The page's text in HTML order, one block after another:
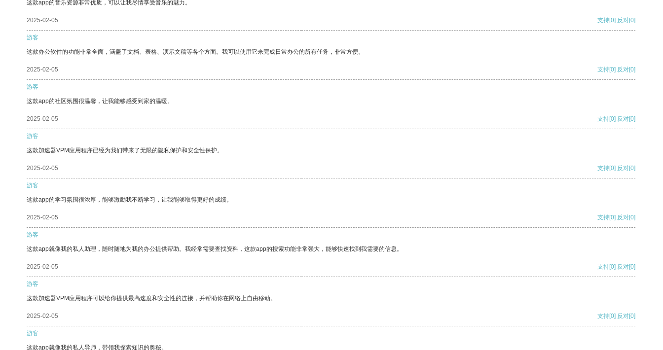
这款app的音乐资源非常优质，可以让我尽情享受音乐的魅力。
2025-02-05 支持[0] 反对[0]
游客
这款办公软件的功能非常全面，涵盖了文档、表格、演示文稿等各个方面。我可以使用它来完成日常办公的所有任务，非常方便。
2025-02-05 支持[0] 反对[0]
游客
这款app的社区氛围很温馨，让我能够感受到家的温暖。
2025-02-05 支持[0] 反对[0]
游客
这款加速器VPM应用程序已经为我们带来了无限的隐私保护和安全性保护。
2025-02-05 支持[0] 反对[0]
游客
这款app的学习氛围很浓厚，能够激励我不断学习，让我能够取得更好的成绩。
2025-02-05 支持[0] 反对[0]
游客
这款app就像我的私人助理，随时随地为我的办公提供帮助。我经常需要查找资料，这款app的搜索功能非常强大，能够快速找到我需要的信息。
2025-02-05 支持[0] 反对[0]
游客
这款加速器VPM应用程序可以给你提供最高速度和安全性的连接，并帮助你在网络上自由移动。
2025-02-05 支持[0] 反对[0]
游客
这款app就像我的私人导师，带领我探索知识的奥秘。